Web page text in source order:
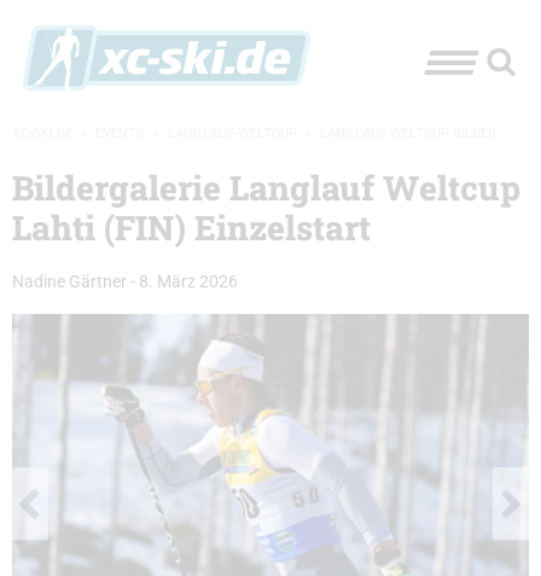
Bildergalerie Langlauf Weltcup
Lahti (FIN) Einzelstart
Nadine Gärtner - 8. März 2026